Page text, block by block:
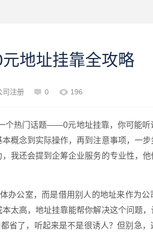
地址挂靠全攻略
司注册 0 196
个热门话题——0元地址挂靠，你可能听
概念到实际操作，再到注意事项，一步
我还会提到企筹企业服务的专业性，
办公室，而是借用别人的地址来作为公
太高，地址挂靠能帮你解决这个问题
省了，听起来是不是很诱人？但别急